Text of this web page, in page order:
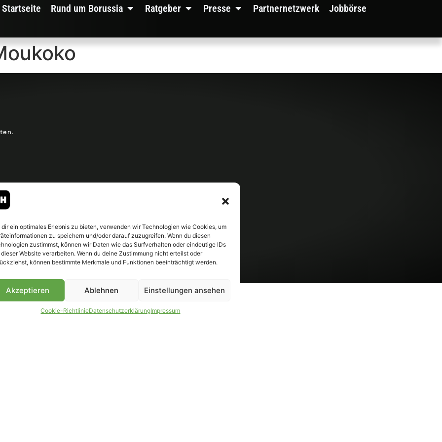
dir ein optimales Erlebnis zu bieten, verwenden wir Technologien wie Cookies, um
zu speichern und/oder darauf zuzugreifen. Wenn du diesen
zustimmst, können wir Daten wie das Surfverhalten oder eindeutige IDs
Website verarbeiten. Wenn du deine Zustimmung nicht erteilst oder
können bestimmte Merkmale und Funktionen beeinträchtigt werden.
Akzeptieren Ablehnen Einstellungen ansehen
Cookie-RichtlinieDatenschutzerklärungImpressum
Startseite Rund um Borussia Ratgeber Presse Partnernetzwerk Jobbörse